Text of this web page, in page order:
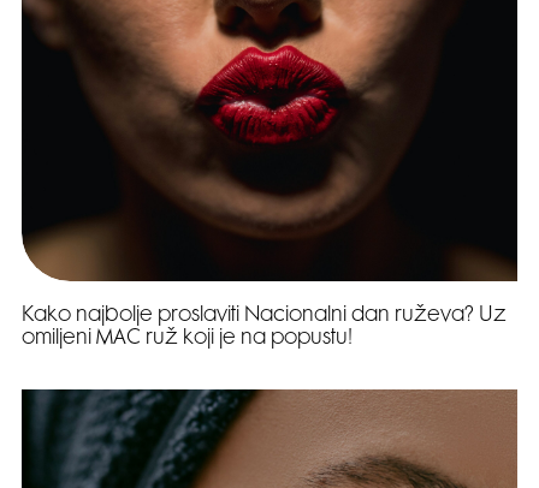
Kako najbolje proslaviti Nacionalni dan ruževa? Uz
omiljeni MAC ruž koji je na popustu!